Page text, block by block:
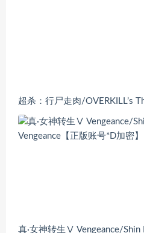
超杀：行尸走肉/OVERKILL’s
真·女神转生Ⅴ Vengeance/Shin